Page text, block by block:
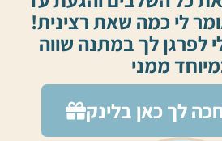
לי כמה שאת רצינית!
לפרגן לך במתנה שווה
ממני
לך כאן בלינק